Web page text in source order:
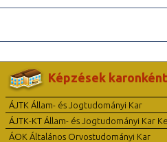
Képzések karonként
ÁJTK Állam- és Jogtudományi Kar
ÁJTK-KT Állam- és Jogtudományi Kar
ÁOK Általános Orvostudományi Kar